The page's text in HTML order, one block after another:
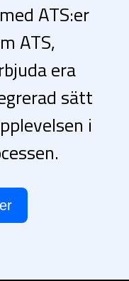
ATS:er
ATS,
era
sätt
i